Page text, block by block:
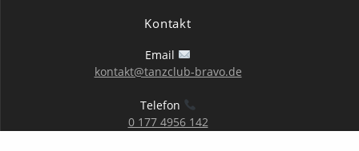
Kontakt
Email
kontakt@tanzclub-bravo.de
Telefon
0 177 4956 142